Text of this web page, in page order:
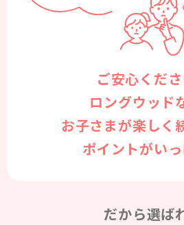
ご安心くださ
ロングウッド
お子さまが楽しく
ポイントがいっ
だから選ば